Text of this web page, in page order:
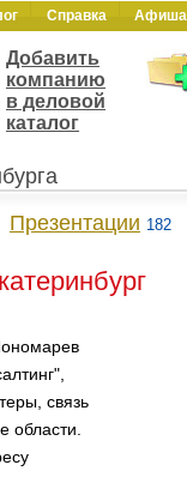
Справка Афиша
Добавить
компанию
в деловой
каталог
Презентации 182
связь